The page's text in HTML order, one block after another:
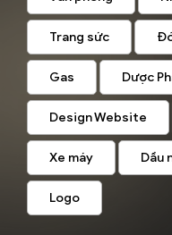
Trang sức
Gas Dược
Design Website
Xe máy Dầu
Logo